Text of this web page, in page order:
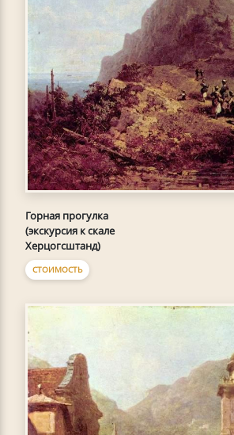
Горная прогулка
(экскурсия к скале
Херцогсштанд)
СТОИМОСТЬ